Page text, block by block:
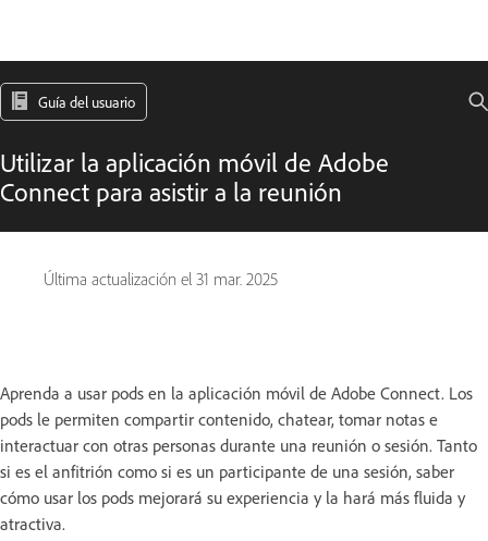
Guía del usuario
Utilizar la aplicación móvil de Adobe
Connect para asistir a la reunión
Última actualización el 31 mar. 2025
Aprenda a usar pods en la aplicación móvil de Adobe Connect. Los
pods le permiten compartir contenido, chatear, tomar notas e
interactuar con otras personas durante una reunión o sesión. Tanto
si es el anfitrión como si es un participante de una sesión, saber
cómo usar los pods mejorará su experiencia y la hará más fluida y
atractiva.